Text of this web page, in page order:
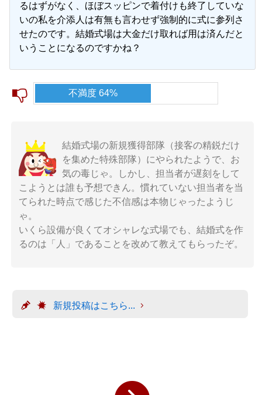
るはずがなく、ほぼスッピンで着付けも終了していな
いの私を介添人は有無も言わせず強制的に式に参列さ
せたのです。結婚式場は大金だけ取れば用は済んだと
いうことになるのですかね？
不満度 64%
結婚式場の新規獲得部隊（接客の精鋭だけ
を集めた特殊部隊）にやられたようで、お
気の毒じゃ。しかし、担当者が遅刻をして
こようとは誰も予想できん。慣れていない担当者を当
てられた時点で感じた不信感は本物じゃったようじ
ゃ。
いくら設備が良くてオシャレな式場でも、結婚式を作
るのは「人」であることを改めて教えてもらったぞ。
新規投稿はこちら...